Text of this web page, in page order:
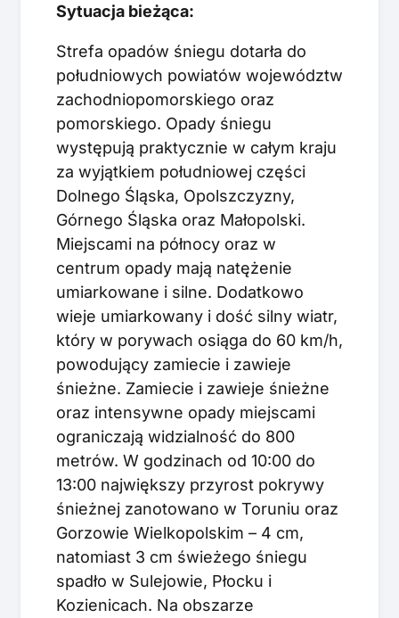
Sytuacja bieżąca:
Strefa opadów śniegu dotarła do
południowych powiatów województw
zachodniopomorskiego oraz
pomorskiego. Opady śniegu
występują praktycznie w całym kraju
za wyjątkiem południowej części
Dolnego Śląska, Opolszczyzny,
Górnego Śląska oraz Małopolski.
Miejscami na północy oraz w
centrum opady mają natężenie
umiarkowane i silne. Dodatkowo
wieje umiarkowany i dość silny wiatr,
który w porywach osiąga do 60 km/h,
powodujący zamiecie i zawieje
śnieżne. Zamiecie i zawieje śnieżne
oraz intensywne opady miejscami
ograniczają widzialność do 800
metrów. W godzinach od 10:00 do
13:00 największy przyrost pokrywy
śnieżnej zanotowano w Toruniu oraz
Gorzowie Wielkopolskim – 4 cm,
natomiast 3 cm świeżego śniegu
spadło w Sulejowie, Płocku i
Kozienicach. Na obszarze